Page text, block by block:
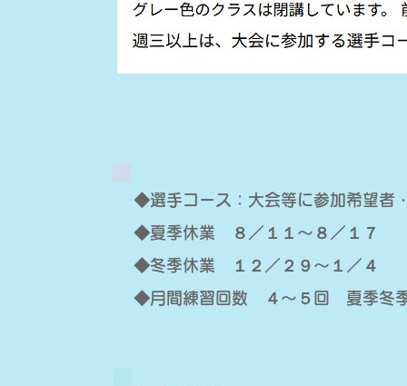
◆選手コース：大会等に参加希望者
◆夏季休業 ８／１１〜８／１７
◆冬季休業 １２／２９〜１／４
◆月間練習回数 ４〜５回 夏季冬季